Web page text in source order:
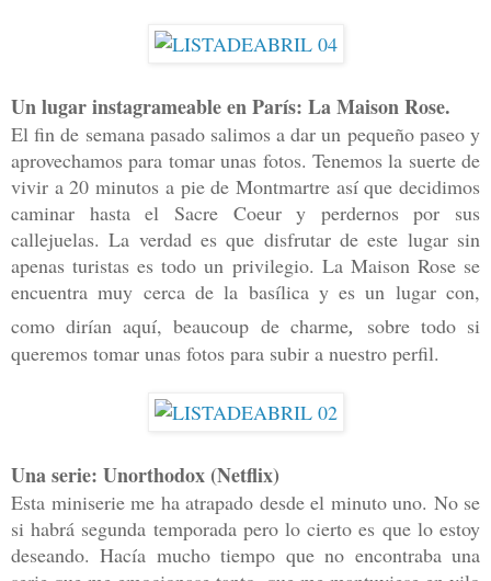
Un lugar instagrameable en París: La Maison Rose.
El fin de semana pasado salimos a dar un pequeño paseo y
aprovechamos para tomar unas fotos. Tenemos la suerte de
vivir a 20 minutos a pie de Montmartre así que decidimos
caminar hasta el Sacre Coeur y perdernos por sus
callejuelas. La verdad es que disfrutar de este lugar sin
apenas turistas es todo un privilegio. La Maison Rose se
encuentra muy cerca de la basílica y es un lugar con,
como dirían aquí,beaucoup de charme,
sobre todo si
queremos tomar unas fotos para subir a nuestro perfil.
Una serie: Unorthodox (Netflix)
Esta miniserie me ha atrapado desde el minuto uno. No se
si habrá segunda temporada pero lo cierto es que lo estoy
deseando. Hacía mucho tiempo que no encontraba una